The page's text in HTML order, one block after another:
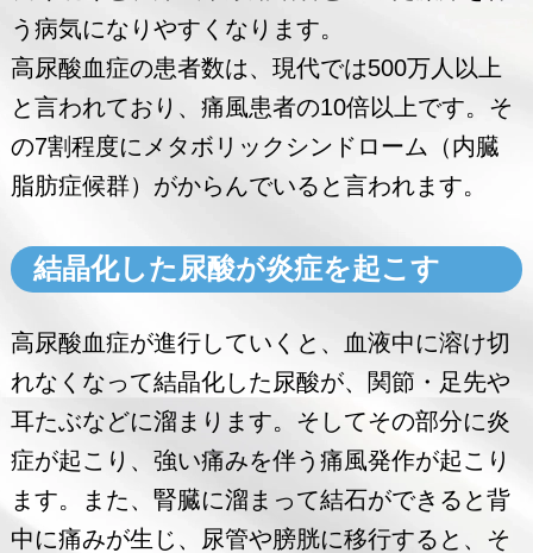
う病気になりやすくなります。
高尿酸血症の患者数は、現代では500万人以上
と言われており、痛風患者の10倍以上です。そ
の7割程度にメタボリックシンドローム（内臓
脂肪症候群）がからんでいると言われます。
結晶化した尿酸が炎症を起こす
高尿酸血症が進行していくと、血液中に溶け切
れなくなって結晶化した尿酸が、関節・足先や
耳たぶなどに溜まります。そしてその部分に炎
症が起こり、強い痛みを伴う痛風発作が起こり
ます。また、腎臓に溜まって結石ができると背
中に痛みが生じ、尿管や膀胱に移行すると、そ